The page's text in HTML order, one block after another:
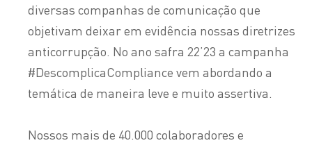
diversas companhas de comunicação que
objetivam deixar em evidência nossas diretrizes
anticorrupção. No ano safra 22’23 a campanha
#DescomplicaCompliance vem abordando a
temática de maneira leve e muito assertiva.
Nossos mais de 40.000 colaboradores e